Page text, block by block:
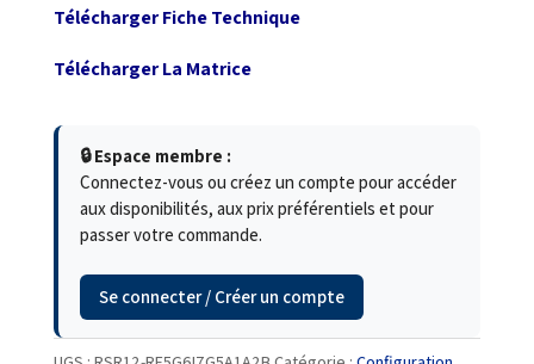
Télécharger Fiche Technique
Télécharger La Matrice
🔒 Espace membre :
Connectez-vous ou créez un compte pour accéder
aux disponibilités, aux prix préférentiels et pour
passer votre commande.
Se connecter / Créer un compte